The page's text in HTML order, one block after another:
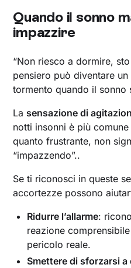
Quando il sonno
impazzire
“Non riesco a dormire,
pensiero può diventare
tormento quando il sonno
La sensazione di
notti insonni è più
quanto frustrante, non
“impazzendo”..
Se ti riconosci in queste
accortezze possono
Ridurre l’allarme:
reazione
pericolo reale.
Smettere di sforzarsi a